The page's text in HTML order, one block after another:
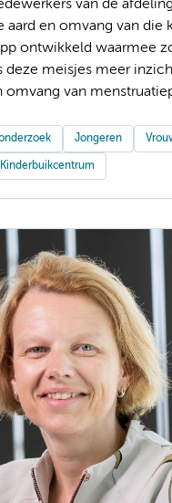
van de afdeling
aard en omvang van die
ontwikkeld waarmee
deze meisjes meer
omvang van
Jongeren
Kinderbuikcentrum